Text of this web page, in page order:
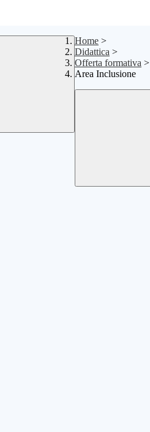
Home >
Didattica >
Offerta formativa >
Area Inclusione